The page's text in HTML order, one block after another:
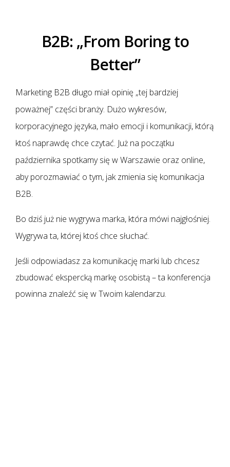
B2B: „From Boring to
Better”
Marketing B2B długo miał opinię „tej bardziej
poważnej” części branży. Dużo wykresów,
korporacyjnego języka, mało emocji i komunikacji, którą
ktoś naprawdę chce czytać. Już na początku
października spotkamy się w Warszawie oraz online,
aby porozmawiać o tym, jak zmienia się komunikacja
B2B.
Bo dziś już nie wygrywa marka, która mówi najgłośniej.
Wygrywa ta, której ktoś chce słuchać.
Jeśli odpowiadasz za komunikację marki lub chcesz
zbudować ekspercką markę osobistą – ta konferencja
powinna znaleźć się w Twoim kalendarzu.